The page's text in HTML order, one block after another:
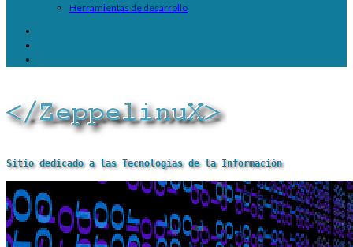
Herramientas de desarrollo
Sitio dedicado a las Tecnologías de la Información